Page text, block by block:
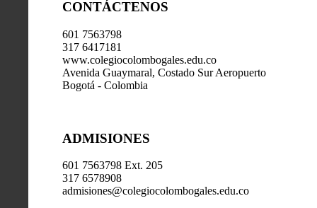
CONTÁCTENOS
601 7563798
317 6417181
www.colegiocolombogales.edu.co
Avenida Guaymaral, Costado Sur Aeropuerto
Bogotá - Colombia
ADMISIONES
601 7563798 Ext. 205
317 6578908
admisiones@colegiocolombogales.edu.co